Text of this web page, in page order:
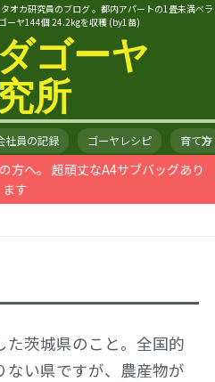
オカ研究員のブログ 。都内アパートの1畳未満ベラ
ーヤ144個 24.2kgを収穫 (by1苗)
ゴーヤ
所
社員の記録 ゴーヤレシピ 育て方
方へ。 超頑丈なA4サブバッグあり
ます
た茨城県のこと。全国的
ない県ですが、農産物が